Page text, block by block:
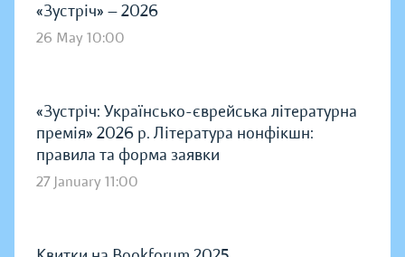
«Зустріч» — 2026
26 May 10:00
«Зустріч: Українсько-єврейська літературна
премія» 2026 р. Література нонфікшн:
правила та форма заявки
27 January 11:00